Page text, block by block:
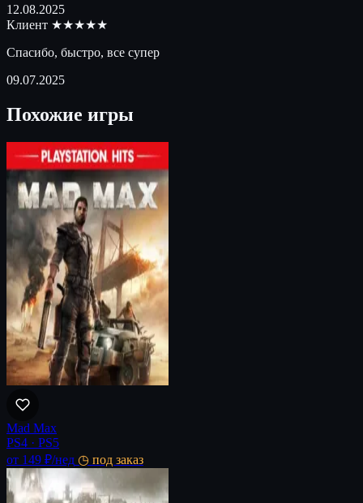
12.08.2025
Клиент ★★★★★
Спасибо, быстро, все супер
09.07.2025
Похожие игры
Mad Max
PS4 · PS5
от 149 ₽/нед ◷ под заказ